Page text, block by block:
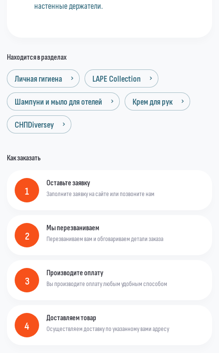
настенные держатели.
Находится в разделах
Личная гигиена LAPE Collection
Шампуни и мыло для отелей Крем для рук
СНПDiversey
Как заказать
1
Оставьте заявку
Заполните заявку на сайте или позвоните нам
2
Мы перезваниваем
Перезваниваем вам и обговариваем детали заказа
3
Производите оплату
Вы производите оплату любым удобным способом
4
Доставляем товар
Осуществляем доставку по указанному вами адресу